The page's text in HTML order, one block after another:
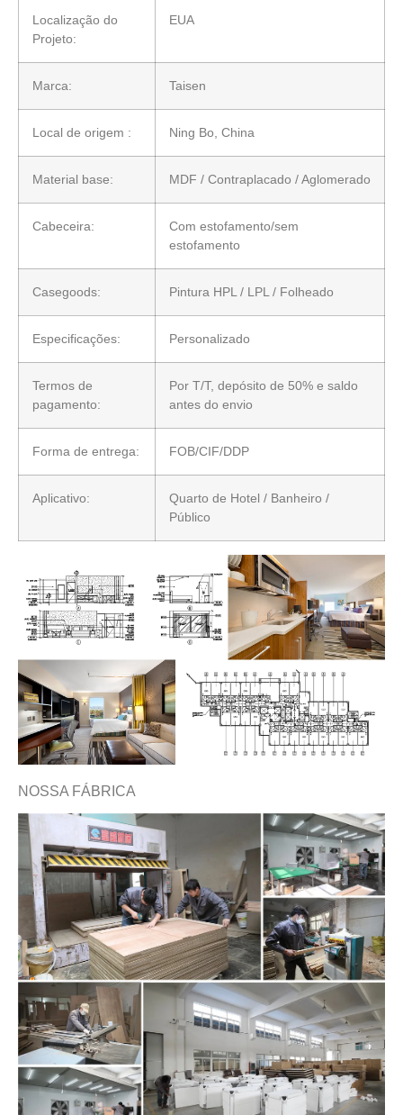
Localização do
Projeto:
EUA
Marca: Taisen
Local de origem : Ning Bo, China
Material base: MDF / Contraplacado / Aglomerado
Cabeceira:
Com estofamento/sem
estofamento
Casegoods: Pintura HPL / LPL / Folheado
Especificações: Personalizado
Termos de
pagamento:
Por T/T, depósito de 50% e saldo
antes do envio
Forma de entrega: FOB/CIF/DDP
Aplicativo:
Quarto de Hotel / Banheiro /
Público
NOSSA FÁBRICA